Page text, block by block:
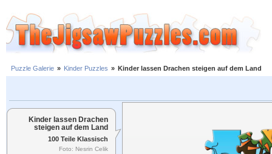
Puzzle Galerie » Kinder Puzzles » Kinder lassen Drachen steigen auf dem Land
Kinder lassen Drachen
steigen auf dem Land
100 Teile Klassisch
Foto: Nesrin Celik